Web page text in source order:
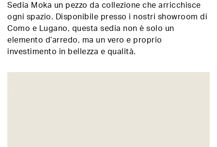
Sedia Moka un pezzo da collezione che arricchisce
ogni spazio. Disponibile presso i nostri showroom di
Como e Lugano, questa sedia non è solo un
elemento d’arredo, ma un vero e proprio
investimento in bellezza e qualità.